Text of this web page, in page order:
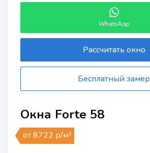
Окна Forte 58
от 8722 р/м²
WhatsApp
Рассчитать окно
Бесплатный замер